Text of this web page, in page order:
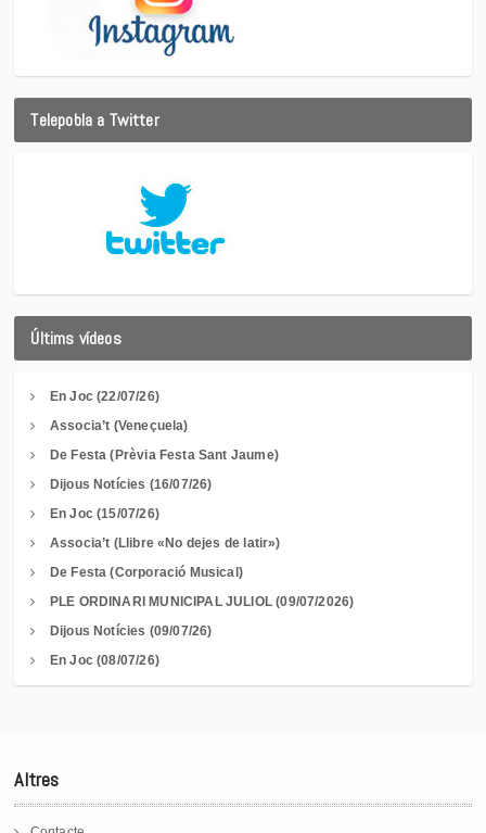
Telepobla a Twitter
Últims vídeos
En Joc (22/07/26)
Associa’t (Veneçuela)
De Festa (Prèvia Festa Sant Jaume)
Dijous Notícies (16/07/26)
En Joc (15/07/26)
Associa’t (Llibre «No dejes de latir»)
De Festa (Corporació Musical)
PLE ORDINARI MUNICIPAL JULIOL (09/07/2026)
Dijous Notícies (09/07/26)
En Joc (08/07/26)
Altres